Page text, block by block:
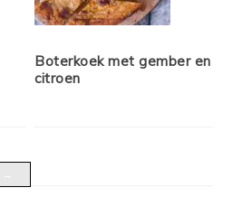
Boterkoek met gember en
citroen